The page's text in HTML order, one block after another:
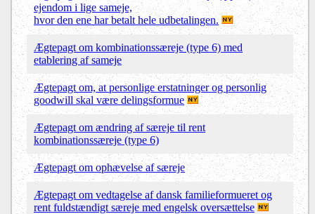
ejendom i lige sameje,
hvor den ene har betalt hele udbetalingen.
Ægtepagt om kombinationssæreje (type 6) med
etablering af sameje
Ægtepagt om, at personlige erstatninger og personlig
goodwill skal være delingsformue
Ægtepagt om ændring af særeje til rent
kombinationssæreje (type 6)
Ægtepagt om ophævelse af særeje
Ægtepagt om vedtagelse af dansk familieformueret og
rent fuldstændigt særeje med engelsk oversættelse